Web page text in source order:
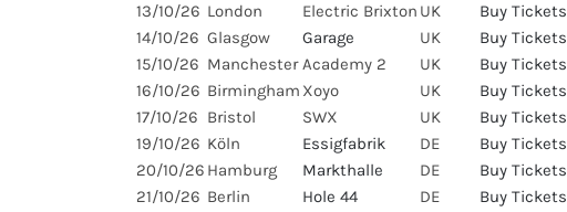
13/10/26 London Electric Brixton UK
Buy Tickets
14/10/26 Glasgow Garage UK
Buy Tickets
15/10/26 Manchester Academy 2 UK
Buy Tickets
16/10/26 Birmingham Xoyo UK
Buy Tickets
17/10/26 Bristol SWX UK
Buy Tickets
19/10/26 Köln Essigfabrik DE
Buy Tickets
20/10/26 Hamburg Markthalle DE
Buy Tickets
21/10/26 Berlin Hole 44 DE
Buy Tickets